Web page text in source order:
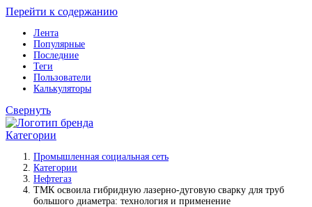
Перейти к содержанию
Лента
Популярные
Последние
Теги
Пользователи
Калькуляторы
Свернуть
Категории
Промышленная социальная сеть
Категории
Нефтегаз
ТМК освоила гибридную лазерно-дуговую сварку для труб
большого диаметра: технология и применение